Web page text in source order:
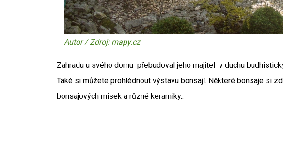
Autor / Zdroj: mapy.cz
Zahradu u svého domu přebudoval jeho majitel v duchu
Také si můžete prohlédnout výstavu bonsají. Některé bonsaje si
bonsajových misek a různé keramiky..